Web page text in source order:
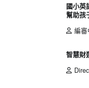
國小英
幫助孩
編審
智慧財